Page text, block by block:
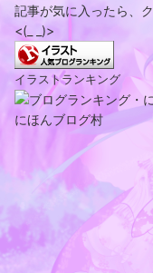
記事が気に入ったら、
<(_ _)>
イラストランキング
にほんブログ村